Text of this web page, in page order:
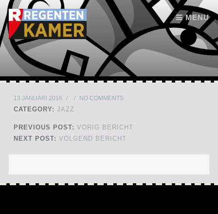
MENU
Skip to content
13 JANUARI 2016 / / NO COMMENTS
CATEGORY: JAZZ
PREVIOUS POST: VORIG BERICHT
NEXT POST: VOLGEND BERICHT